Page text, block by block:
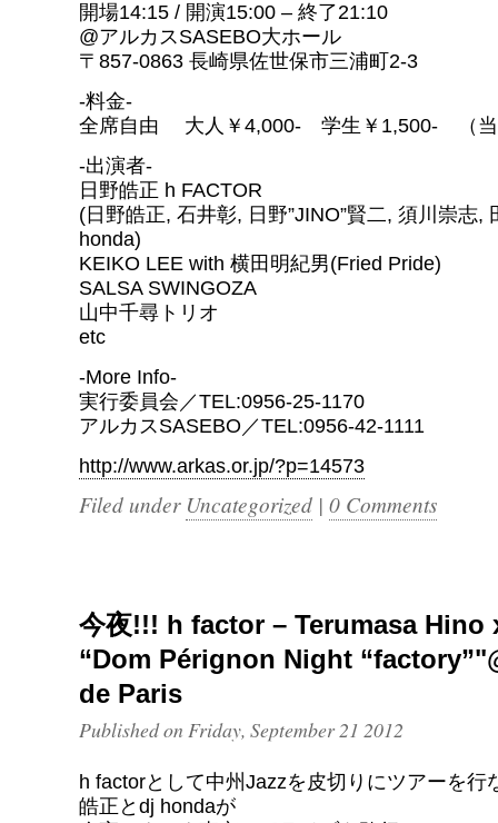
開場14:15 / 開演15:00 – 終了21:10
@アルカスSASEBO大ホール
〒857-0863 長崎県佐世保市三浦町2-3
-料金-
全席自由 大人￥4,000- 学生￥1,500- （当
-出演者-
日野皓正 h FACTOR
(日野皓正, 石井彰, 日野”JINO”賢二, 須川崇志,
honda)
KEIKO LEE with 横田明紀男(Fried Pride)
SALSA SWINGOZA
山中千尋トリオ
etc
-More Info-
実行委員会／TEL:0956-25-1170
アルカスSASEBO／TEL:0956-42-1111
http://www.arkas.or.jp/?p=14573
Filed under Uncategorized | 0 Comments
今夜!!! h factor – Terumasa Hino
“Dom Pérignon Night
de Paris
Published on Friday, September 21 2012
h factorとして中州Jazzを皮切りにツアーを行
皓正とdj hondaが